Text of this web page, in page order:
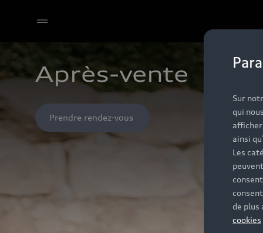
Sur
qui
ainsi
Les
de plus
cookies
Après-vente
Prendre rendez-vous